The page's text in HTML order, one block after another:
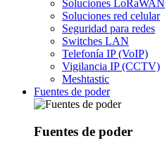
Soluciones LoRaWAN
Soluciones red celular
Seguridad para redes
Switches LAN
Telefonía IP (VoIP)
Vigilancia IP (CCTV)
Meshtastic
Fuentes de poder
Fuentes de poder